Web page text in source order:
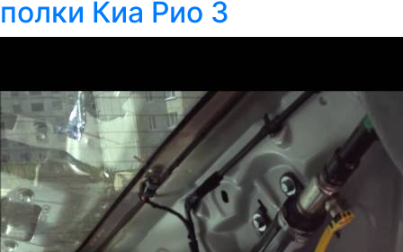
полки Киа Рио 3